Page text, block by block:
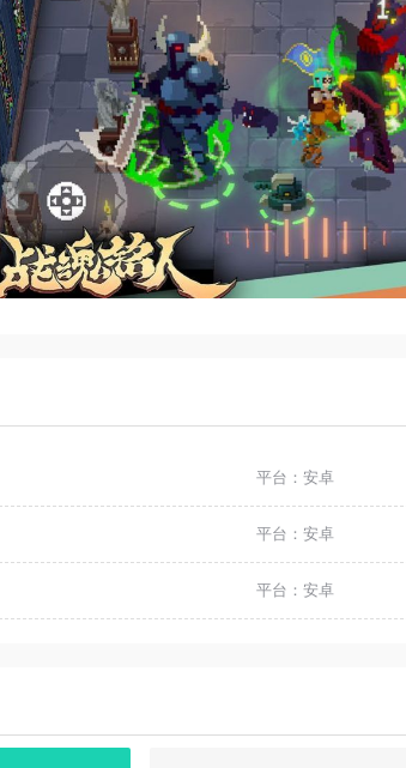
；
鬼出现无限蝙蝠；
无敌时间；
在需要更多准备时间，且释放的攻击将对所有
的攻速加成量和冷却缩短加成量（精英形态下
其他精英类型叠加出现；
从连续受击中恢复过来，且每次受到攻击后的
石化等）不会连续和叠加触发。强控效果结束
平台：安卓
平台：安卓
平台：安卓